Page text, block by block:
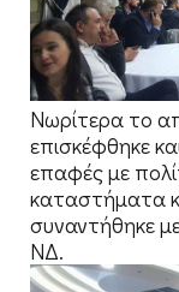
Νωρίτερα το
επισκέφθηκε
επαφές με
καταστήματα
συναντήθηκε
ΝΔ.